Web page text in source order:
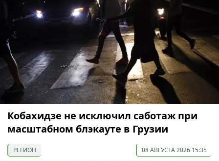
Кобахидзе не исключил саботаж при
масштабном блэкауте в Грузии
РЕГИОН 08 АВГУСТА 2026 15:35